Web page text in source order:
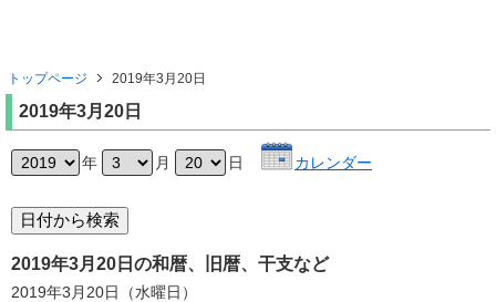
トップページ 2019年3月20日
2019年3月20日
年 月 日 カレンダー
2019年3月20日の和暦、旧暦、干支など
2019年3月20日（水曜日）